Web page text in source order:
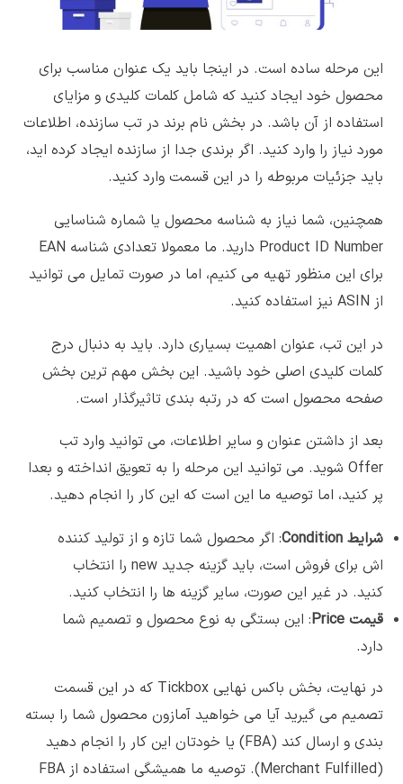
این مرحله ساده است. در اینجا باید یک عنوان مناسب برای
محصول خود ایجاد کنید که شامل کلمات کلیدی و مزایای
استفاده از آن باشد. در بخش نام برند در تب سازنده، اطلاعات
مورد نیاز را وارد کنید. اگر برندی جدا از سازنده ایجاد کرده اید،
باید جزئیات مربوطه را در این قسمت وارد کنید.
همچنین، شما نیاز به شناسه محصول یا شماره شناسایی
Product ID Number دارید. ما معمولا تعدادی شناسه EAN
برای این منظور تهیه می کنیم، اما در صورت تمایل می توانید
از ASIN نیز استفاده کنید.
در این تب، عنوان اهمیت بسیاری دارد. باید به دنبال درج
کلمات کلیدی اصلی خود باشید. این بخش مهم ترین بخش
صفحه محصول است که در رتبه بندی تاثیرگذار است.
بعد از داشتن عنوان و سایر اطلاعات، می توانید وارد تب
Offer شوید. می توانید این مرحله را به تعویق انداخته و بعدا
پر کنید، اما توصیه ما این است که این کار را انجام دهید.
شرایطCondition: اگر محصول شما تازه و از تولید کننده
اش برای فروش است، باید گزینه جدید new را انتخاب
کنید. در غیر این صورت، سایر گزینه ها را انتخاب کنید.
قیمتPrice: این بستگی به نوع محصول و تصمیم شما
دارد.
در نهایت، بخش باکس نهایی Tickbox که در این قسمت
تصمیم می گیرید آیا می خواهید آمازون محصول شما را بسته
بندی و ارسال کند (FBA) یا خودتان این کار را انجام دهید
(Merchant Fulfilled). توصیه ما همیشگی استفاده از FBA